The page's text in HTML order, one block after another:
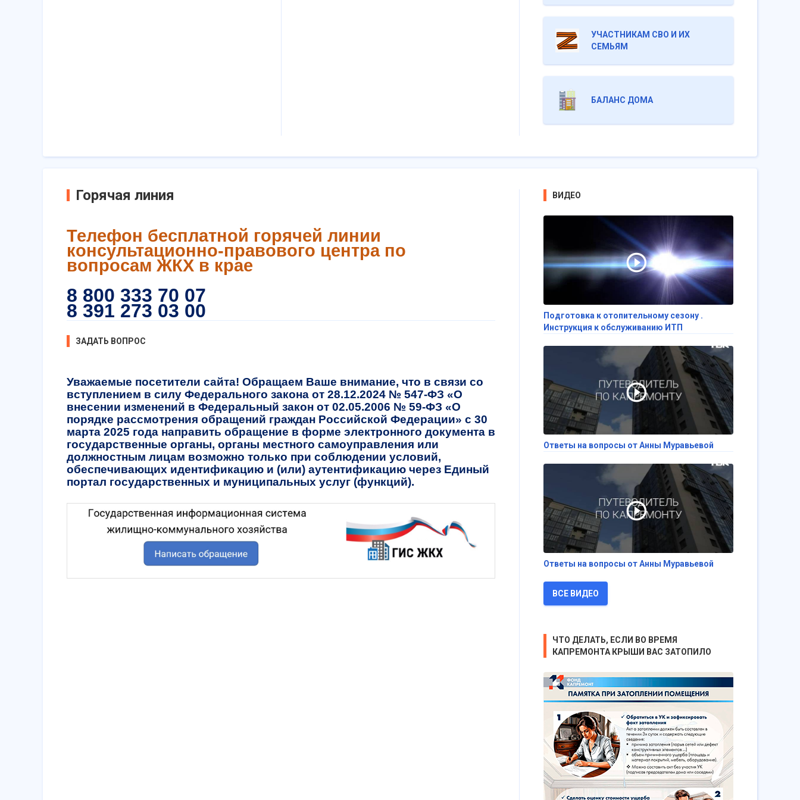
УЧАСТНИКАМ СВО И ИХ
СЕМЬЯМ
БАЛАНС ДОМА
Горячая линия
Телефон бесплатной горячей линии
консультационно-правового центра по
вопросам ЖКХ в крае
8 800 333 70 07
8 391 273 03 00
ЗАДАТЬ ВОПРОС
Уважаемые посетители сайта! Обращаем Ваше внимание, что в связи со
вступлением в силу Федерального закона от 28.12.2024 № 547-ФЗ «О
внесении изменений в Федеральный закон от 02.05.2006 № 59-ФЗ «О
порядке рассмотрения обращений граждан Российской Федерации» с 30
марта 2025 года направить обращение в форме электронного документа в
государственные органы, органы местного самоуправления или
должностным лицам возможно только при соблюдении условий,
обеспечивающих идентификацию и (или) аутентификацию через Единый
портал государственных и муниципальных услуг (функций).
ВИДЕО
Подготовка к отопительному сезону .
Инструкция к обслуживанию ИТП
Ответы на вопросы от Анны Муравьевой
Ответы на вопросы от Анны Муравьевой
ВСЕ ВИДЕО
ЧТО ДЕЛАТЬ, ЕСЛИ ВО ВРЕМЯ
КАПРЕМОНТА КРЫШИ ВАС ЗАТОПИЛО